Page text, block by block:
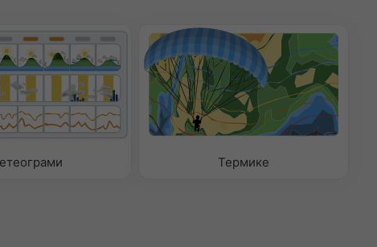
Термике